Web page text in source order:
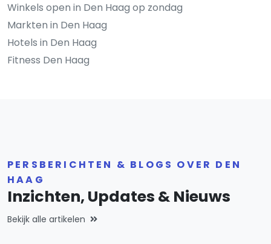
Winkels open in Den Haag op zondag
Markten in Den Haag
Hotels in Den Haag
Fitness Den Haag
PERSBERICHTEN & BLOGS OVER DEN
HAAG
Inzichten, Updates & Nieuws
Bekijk alle artikelen